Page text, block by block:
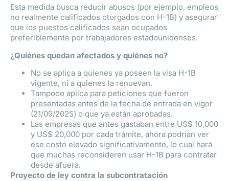
Esta medida busca reducir abusos (por ejemplo, empleos
no realmente calificados otorgados con H-1B) y asegurar
que los puestos calificados sean ocupados
preferiblemente por trabajadores estadounidenses.
¿Quiénes quedan afectados y quiénes no?
No se aplica a quienes ya poseen la visa H-1B
vigente, ni a quienes la renuevan.
Tampoco aplica para peticiones que fueron
presentadas antes de la fecha de entrada en vigor
(21/09/2025) o que ya están aprobadas.
Las empresas que antes gastaban entre US$ 10,000
y US$ 20,000 por cada trámite, ahora podrían ver
ese costo elevado significativamente, lo cual hará
que muchas reconsideren usar H-1B para contratar
desde afuera.
Proyecto de ley contra la subcontratación